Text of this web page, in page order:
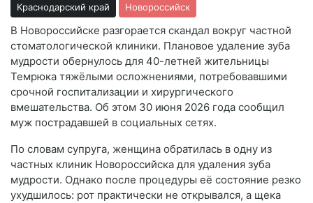
Краснодарский край
Новороссийск
В Новороссийске разгорается скандал вокруг частной
стоматологической клиники. Плановое удаление зуба
мудрости обернулось для 40-летней жительницы
Темрюка тяжёлыми осложнениями, потребовавшими
срочной госпитализации и хирургического
вмешательства. Об этом 30 июня 2026 года сообщил
муж пострадавшей в социальных сетях.
По словам супруга, женщина обратилась в одну из
частных клиник Новороссийска для удаления зуба
мудрости. Однако после процедуры её состояние резко
ухудшилось: рот практически не открывался, а щека